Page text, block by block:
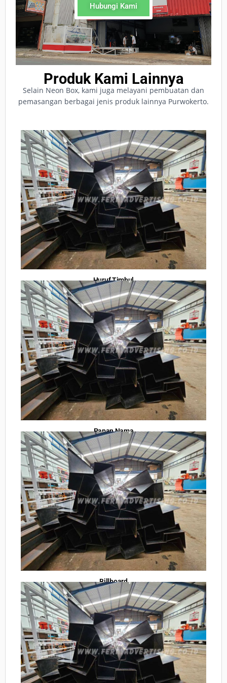
Hubungi Kami
Produk Kami Lainnya
Selain Neon Box, kami juga melayani pembuatan dan
pemasangan berbagai jenis produk lainnya Purwokerto.
Huruf Timbul
Papan Nama
Billboard